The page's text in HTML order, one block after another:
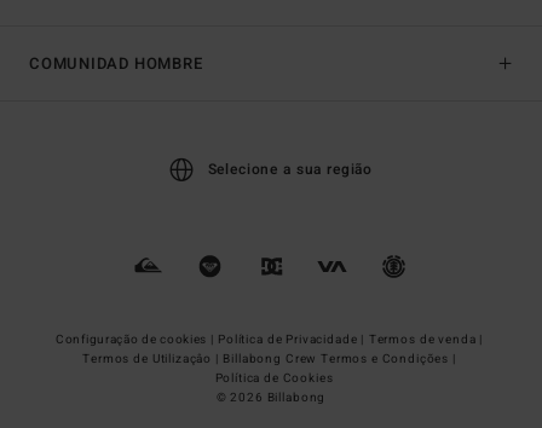
COMUNIDAD HOMBRE
Selecione a sua região
Configuração de cookies | Política de Privacidade | Termos de venda |
Termos de Utilizaçâo | Billabong Crew Termos e Condições |
Política de Cookies
© 2026 Billabong